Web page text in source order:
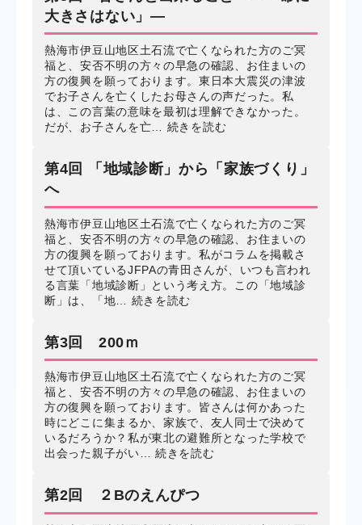
大きさはない」―
熱海市伊豆山地区土石流で亡くなられた方のご冥
福と、安否不明の方々の早急の確認、お住まいの
方の復興を願っております。東日本大震災の津波
でお子さんを亡くしたお母さんの声だった。私
は、この言葉の意味を最初は理解できなかった。
だが、お子さんを亡… 続きを読む
第4回 「地域診断」から「家族づくり」
へ
熱海市伊豆山地区土石流で亡くなられた方のご冥
福と、安否不明の方々の早急の確認、お住まいの
方の復興を願っております。私がコラムを掲載さ
せて頂いているJFPAの青田さんが、いつも言われ
る言葉「地域診断」という考え方。この「地域診
断」は、「地… 続きを読む
第3回 200ｍ
熱海市伊豆山地区土石流で亡くなられた方のご冥
福と、安否不明の方々の早急の確認、お住まいの
方の復興を願っております。皆さんは何かあった
時にどこに集まるか、家族で、友人同士で決めて
いるだろうか？私が東北の避難所となった学校で
出会った親子がい… 続きを読む
第2回 ２Bのえんぴつ